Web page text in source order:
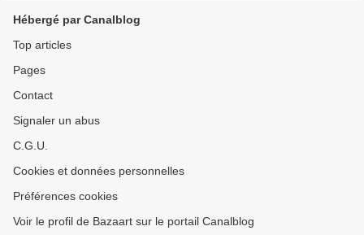
Hébergé par Canalblog
Top articles
Pages
Contact
Signaler un abus
C.G.U.
Cookies et données personnelles
Préférences cookies
Voir le profil de Bazaart sur le portail Canalblog